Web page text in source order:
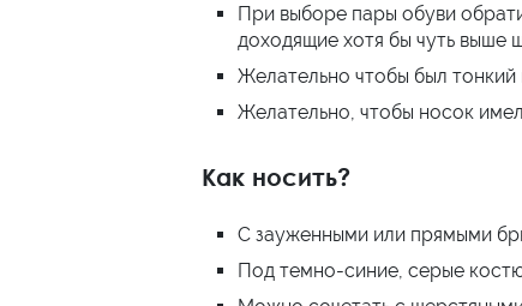
При выборе пары обуви
доходящие хотя бы чуть выше
Желательно чтобы был тонкий
Желательно, чтобы носок
Как носить?
С зауженными или прямыми
Под темно-синие, серые